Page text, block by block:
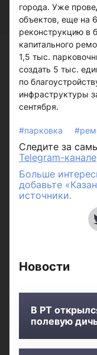
города. Уже
объектов, еще на
реконструкцию в
капитального
1,5 тыс.
создать 5 тыс.
по
инфраструктуры
сентября.
#парковка
Следите за
Telegram-канале
Больше
добавьте
источники.
Новости
В РТ
полевую